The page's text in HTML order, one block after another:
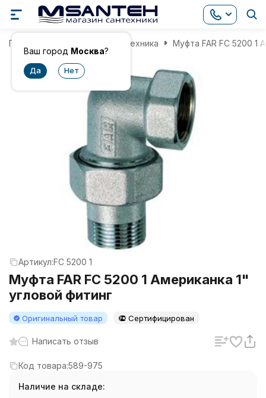
Ваш город Москва?
Главная Инженерная сантехника Муфта FAR FC 5200 1
Артикул:FC 5200 1
Муфта FAR FC 5200 1 Американка 1"
угловой фитинг
Оригинальный товар Сертифицирован
Написать отзыв
Код товара:589-975
Наличие на складе: